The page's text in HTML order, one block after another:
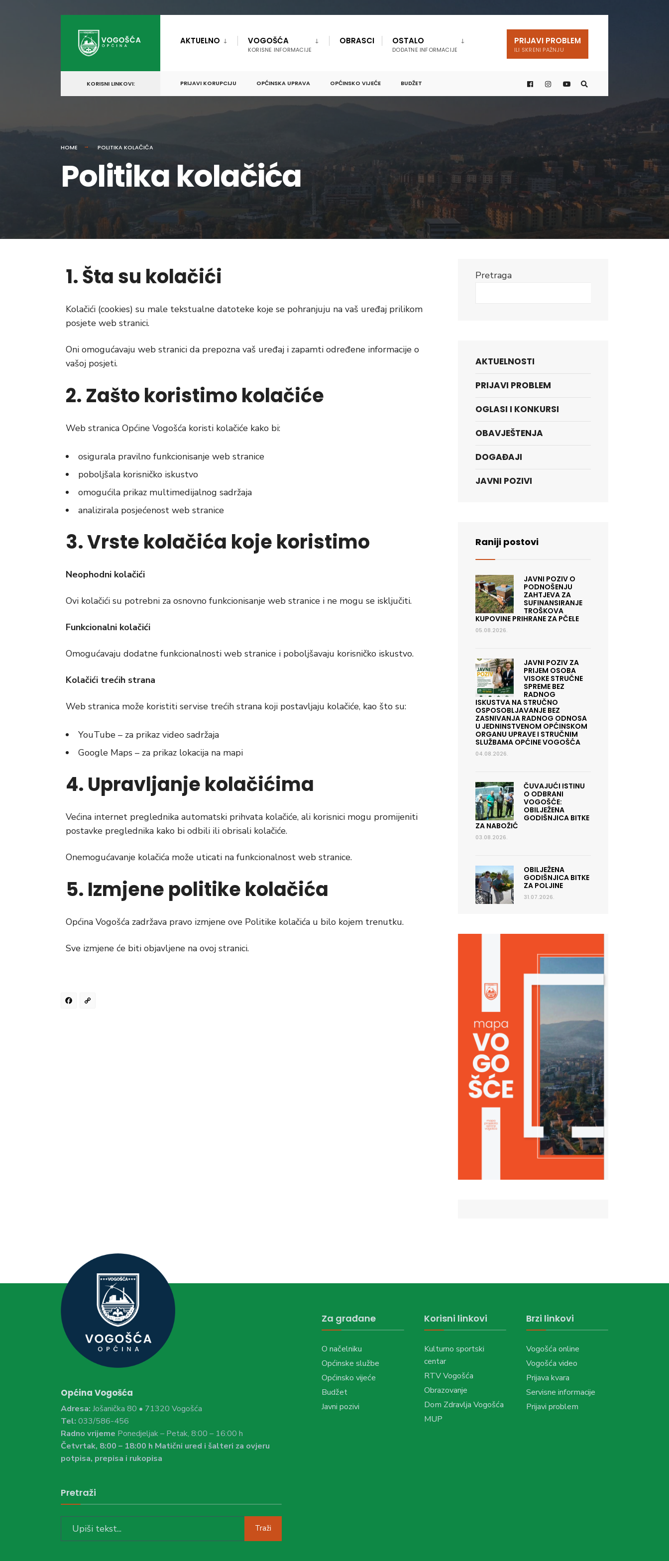
AKTUELNO VOGOŠĆA
KORISNE INFORMACIJE
OBRASCI OSTALO
DODATNE INFORMACIJE
PRIJAVI PROBLEM
ILI SKRENI PAŽNJU
KORISNI LINKOVI: PRIJAVI KORUPCIJU OPĆINSKA UPRAVA OPĆINSKO VIJEĆE BUDŽET
HOME POLITIKA KOLAČIĆA
Politika kolačića
1. Šta su kolačići
Kolačići (cookies) su male tekstualne datoteke koje se pohranjuju na vaš uređaj prilikom
posjete web stranici.
Oni omogućavaju web stranici da prepozna vaš uređaj i zapamti određene informacije o
vašoj posjeti.
2. Zašto koristimo kolačiće
Web stranica Općine Vogošća koristi kolačiće kako bi:
osigurala pravilno funkcionisanje web stranice
poboljšala korisničko iskustvo
omogućila prikaz multimedijalnog sadržaja
analizirala posjećenost web stranice
3. Vrste kolačića koje koristimo
Neophodni kolačići
Ovi kolačići su potrebni za osnovno funkcionisanje web stranice i ne mogu se isključiti.
Funkcionalni kolačići
Omogućavaju dodatne funkcionalnosti web stranice i poboljšavaju korisničko iskustvo.
Kolačići trećih strana
Web stranica može koristiti servise trećih strana koji postavljaju kolačiće, kao što su:
YouTube – za prikaz video sadržaja
Google Maps – za prikaz lokacija na mapi
4. Upravljanje kolačićima
Većina internet preglednika automatski prihvata kolačiće, ali korisnici mogu promijeniti
postavke preglednika kako bi odbili ili obrisali kolačiće.
Onemogućavanje kolačića može uticati na funkcionalnost web stranice.
5. Izmjene politike kolačića
Općina Vogošća zadržava pravo izmjene ove Politike kolačića u bilo kojem trenutku.
Sve izmjene će biti objavljene na ovoj stranici.
Facebook
Pretraga
AKTUELNOSTI
PRIJAVI PROBLEM
OGLASI I KONKURSI
OBAVJEŠTENJA
DOGAĐAJI
JAVNI POZIVI
Raniji postovi
JAVNI POZIV O
PODNOŠENJU
ZAHTJEVA ZA
SUFINANSIRANJE
TROŠKOVA
KUPOVINE PRIHRANE ZA PČELE
05.08.2026.
JAVNI POZIV ZA
PRIJEM OSOBA
VISOKE STRUČNE
SPREME BEZ
RADNOG
ISKUSTVA NA STRUČNO
OSPOSOBLJAVANJE BEZ
ZASNIVANJA RADNOG ODNOSA
U JEDNINSTVENOM OPĆINSKOM
ORGANU UPRAVE I STRUČNIM
SLUŽBAMA OPĆINE VOGOŠĆA
04.08.2026.
ČUVAJUĆI ISTINU
O ODBRANI
VOGOŠĆE:
OBILJEŽENA
GODIŠNJICA BITKE
ZA NABOŽIĆ
03.08.2026.
OBILJEŽENA
GODIŠNJICA BITKE
ZA POLJINE
31.07.2026.
Općina Vogošća
Adresa: Jošanička 80 • 71320 Vogošća
Tel: 033/586-456
Radno vrijeme Ponedjeljak – Petak, 8:00 – 16:00 h
Četvrtak, 8:00 – 18:00 h Matični ured i šalteri za ovjeru
potpisa, prepisa i rukopisa
Pretraži
Traži
Za građane
O načelniku
Općinske službe
Općinsko vijeće
Budžet
Javni pozivi
Korisni linkovi
Kulturno sportski
centar
RTV Vogošća
Obrazovanje
Dom Zdravlja Vogošća
MUP
Brzi linkovi
Vogošća online
Vogošća video
Prijava kvara
Servisne informacije
Prijavi problem